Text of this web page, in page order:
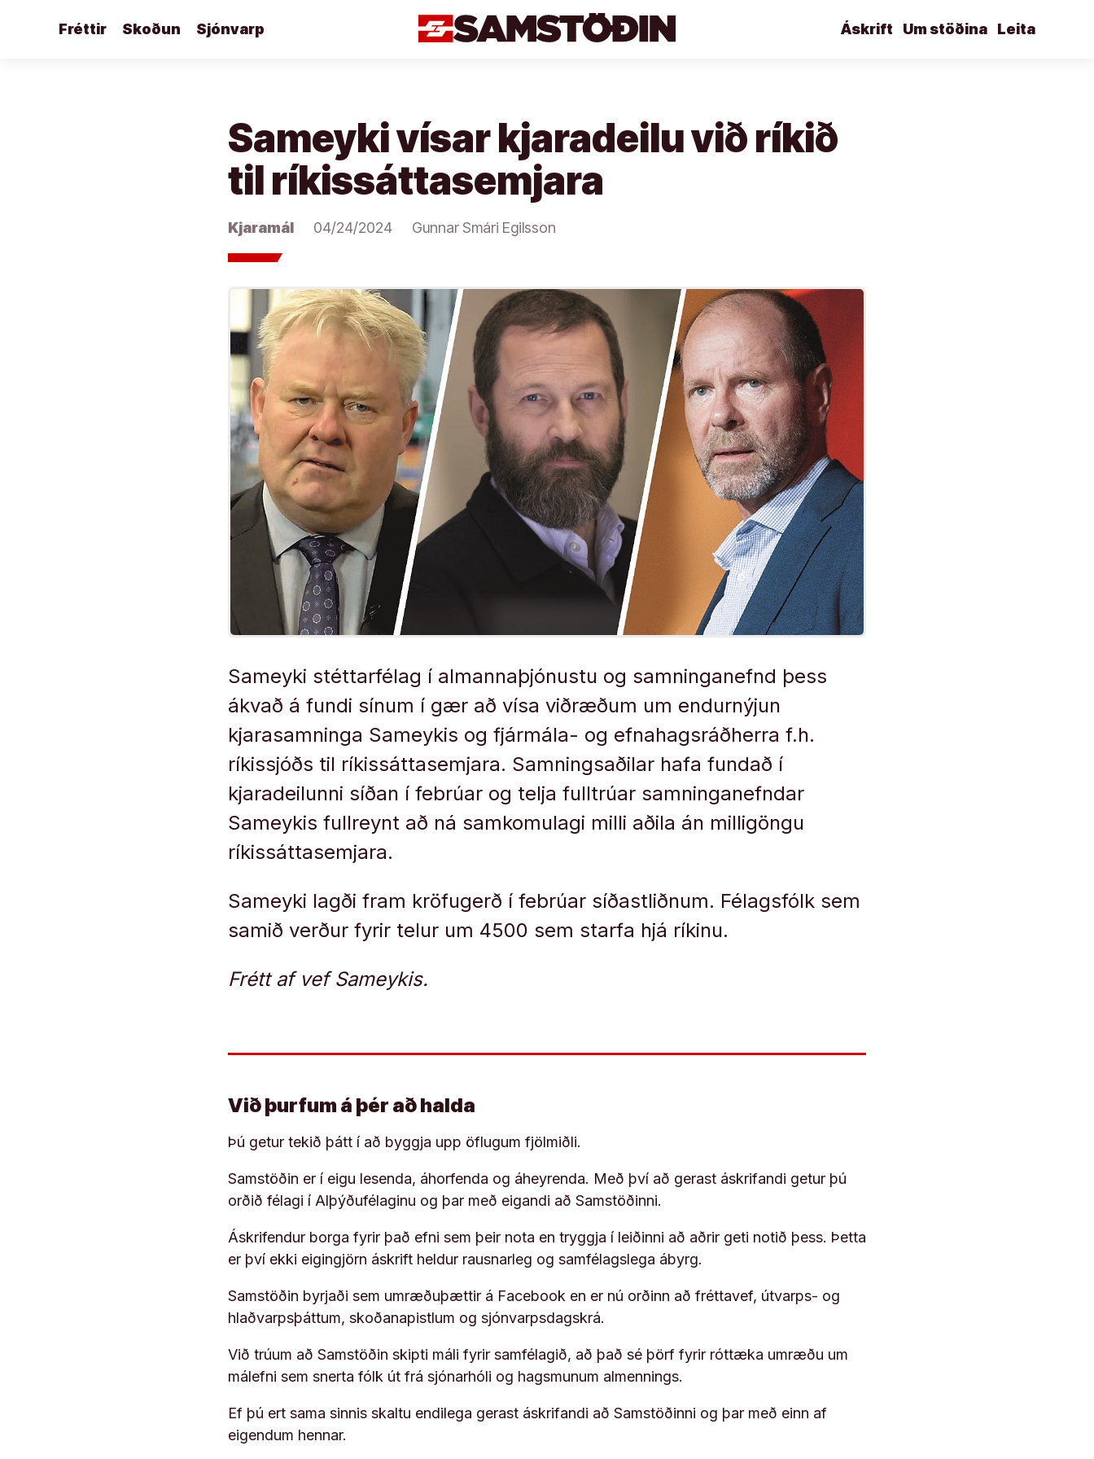
Fréttir Skoðun Sjónvarp Leita
Um stöðina
Áskrift
Sameyki vísar kjaradeilu við ríkið
til ríkissáttasemjara
Kjaramál 04/24/2024 Gunnar Smári Egilsson
Sameyki stéttarfélag í almannaþjónustu og samninganefnd þess
ákvað á fundi sínum í gær að vísa viðræðum um endurnýjun
kjarasamninga Sameykis og fjármála- og efnahagsráðherra f.h.
ríkissjóðs til ríkissáttasemjara. Samningsaðilar hafa fundað í
kjaradeilunni síðan í febrúar og telja fulltrúar samninganefndar
Sameykis fullreynt að ná samkomulagi milli aðila án milligöngu
ríkissáttasemjara.
Sameyki lagði fram kröfugerð í febrúar síðastliðnum. Félagsfólk sem
samið verður fyrir telur um 4500 sem starfa hjá ríkinu.
Frétt af vef Sameykis.
Við þurfum á þér að halda
Þú getur tekið þátt í að byggja upp öflugum fjölmiðli.
Samstöðin er í eigu lesenda, áhorfenda og áheyrenda. Með því að gerast áskrifandi getur þú
orðið félagi í Alþýðufélaginu og þar með eigandi að Samstöðinni.
Áskrifendur borga fyrir það efni sem þeir nota en tryggja í leiðinni að aðrir geti notið þess. Þetta
er því ekki eigingjörn áskrift heldur rausnarleg og samfélagslega ábyrg.
Samstöðin byrjaði sem umræðuþættir á Facebook en er nú orðinn að fréttavef, útvarps- og
hlaðvarpsþáttum, skoðanapistlum og sjónvarpsdagskrá.
Við trúum að Samstöðin skipti máli fyrir samfélagið, að það sé þörf fyrir róttæka umræðu um
málefni sem snerta fólk út frá sjónarhóli og hagsmunum almennings.
Ef þú ert sama sinnis skaltu endilega gerast áskrifandi að Samstöðinni og þar með einn af
eigendum hennar.